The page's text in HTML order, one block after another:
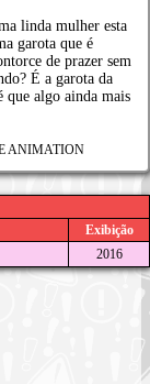
linda mulher esta
garota que é
de prazer sem
É a garota da
que algo ainda mais
ANIMATION
Exibição
2016